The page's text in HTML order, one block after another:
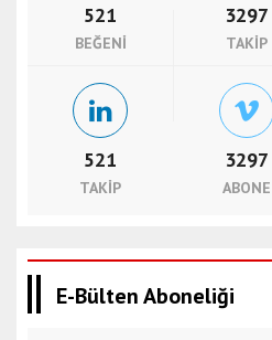
521
BEĞENI
3297
TAKIP
521
TAKIP
3297
ABONE
E-Bülten Aboneliği